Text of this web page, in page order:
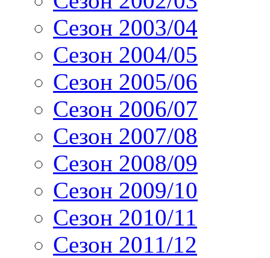
Сезон 2003/04
Сезон 2004/05
Сезон 2005/06
Сезон 2006/07
Сезон 2007/08
Сезон 2008/09
Сезон 2009/10
Сезон 2010/11
Сезон 2011/12